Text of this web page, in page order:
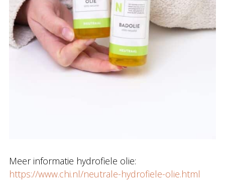
Meer informatie hydrofiele olie:
https://www.chi.nl/neutrale-hydrofiele-olie.html